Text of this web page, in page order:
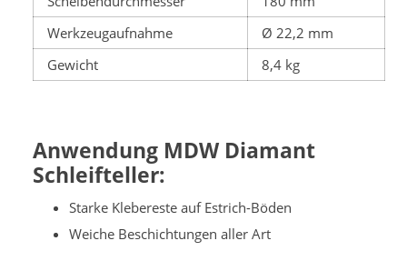
Werkzeugaufnahme
Ø 22,2 mm
Gewicht
8,4 kg
Anwendung MDW Diamant
Schleifteller:
Starke Klebereste auf Estrich-Böden
Weiche Beschichtungen aller Art